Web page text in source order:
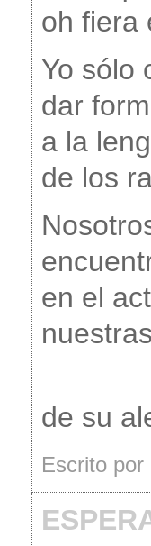
oh fiera
Yo sólo
dar
a la
de los
en el
de su
Escrito